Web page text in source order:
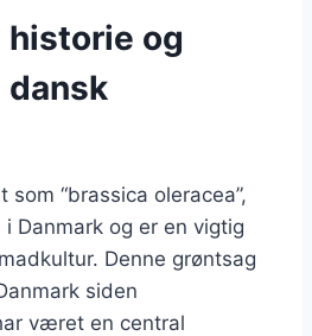
historie og
som “brassica oleracea”,
Danmark og er en vigtig
Denne grøntsag
siden
været en central